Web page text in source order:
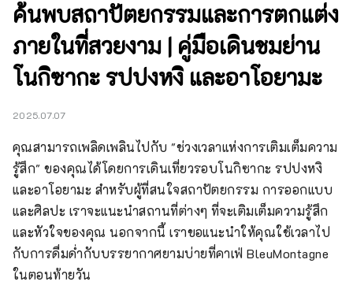
ค้นพบสถาปัตยกรรมและการตกแต่ง
ภายในที่สวยงาม | คู่มือเดินชมย่าน
โนกิซากะ รปปงหงิ และอาโอยามะ
2025.07.07
คุณสามารถเพลิดเพลินไปกับ "ช่วงเวลาแห่งการเติมเต็มความ
รู้สึก" ของคุณได้โดยการเดินเที่ยวรอบโนกิซากะ รปปงหงิ
และอาโอยามะ สำหรับผู้ที่สนใจสถาปัตยกรรม การออกแบบ
และศิลปะ เราจะแนะนำสถานที่ต่างๆ ที่จะเติมเต็มความรู้สึก
และหัวใจของคุณ นอกจากนี้ เราขอแนะนำให้คุณใช้เวลาไป
กับการดื่มด่ำกับบรรยากาศยามบ่ายที่คาเฟ่ BleuMontagne
ในตอนท้ายวัน